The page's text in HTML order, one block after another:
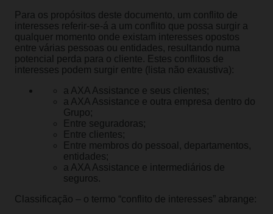
Para os propósitos deste documento, um conflito de
interesses referir-se-á a um conflito que possa surgir a
qualquer momento onde existam interesses opostos
entre várias pessoas ou entidades, resultando numa
potencial perda para o cliente. Estes conflitos de
interesses podem surgir entre (lista não exaustiva):
a AXA Assistance e seus clientes;
a AXA Assistance e outra empresa dentro do
Grupo;
Entre seguradoras;
Entre clientes;
Entre membros do pessoal, departamentos,
entidades;
a AXA Assistance e intermediários de
seguros.
Classificação – o termo “conflito de interesses” abrange: